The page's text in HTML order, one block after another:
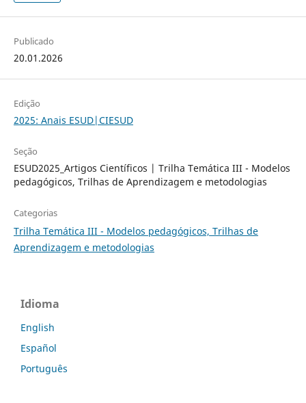
Publicado
20.01.2026
Edição
2025: Anais ESUD|CIESUD
Seção
ESUD2025_Artigos Científicos | Trilha Temática III - Modelos
pedagógicos, Trilhas de Aprendizagem e metodologias
Categorias
Trilha Temática III - Modelos pedagógicos, Trilhas de
Aprendizagem e metodologias
Idioma
English
Español
Português